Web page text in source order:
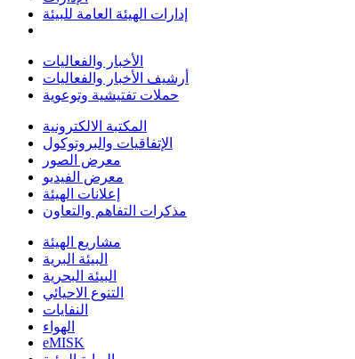
إدارات الهيئة العامة للبيئة
الأخبار والفعاليات
أرشيف الأخبار والفعاليات
حملات تفتيشية وتوعوية
المكتبة الالكترونية
الإتفاقيات والبروتوكول
معرض الصور
معرض الفيديو
إعلانات الهيئة
مذكرات التفاهم والتعاون
مشاريع الهيئة
البيئة البرية
البيئة البحرية
التنوع الاحيائي
النفايات
الهواء
eMISK